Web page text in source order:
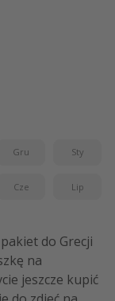
Gru Sty
Cze Lip
do Grecji
na
jeszcze kupić